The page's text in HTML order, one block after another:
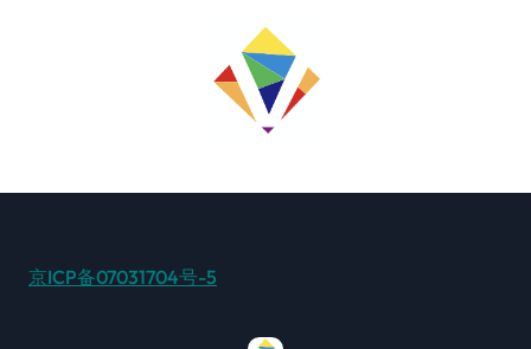
京ICP备07031704号-5